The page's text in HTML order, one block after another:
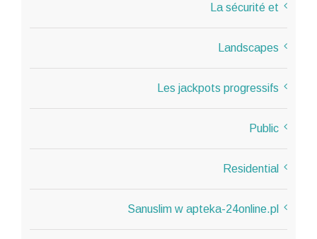
La sécurité et
Landscapes
Les jackpots progressifs
Public
Residential
Sanuslim w apteka-24online.pl